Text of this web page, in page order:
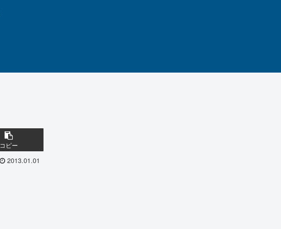
コピー
2013.01.01